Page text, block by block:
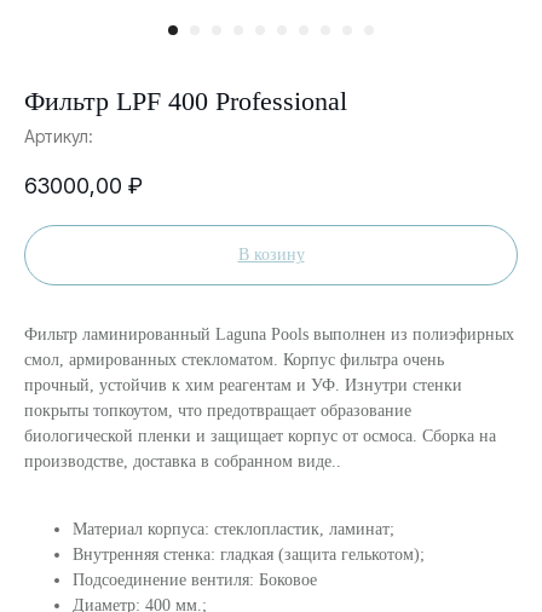
Фильтр LPF 400 Professional
Артикул:
63000,00 ₽
В козину
Фильтр ламинированный Laguna Pools выполнен из полиэфирных
смол, армированных стекломатом. Корпус фильтра очень
прочный, устойчив к хим реагентам и УФ. Изнутри стенки
покрыты топкоутом, что предотвращает образование
биологической пленки и защищает корпус от осмоса. Сборка на
производстве, доставка в собранном виде..
Материал корпуса: стеклопластик, ламинат;
Внутренняя стенка: гладкая (защита гелькотом);
Подсоединение вентиля: Боковое
Диаметр: 400 мм.;